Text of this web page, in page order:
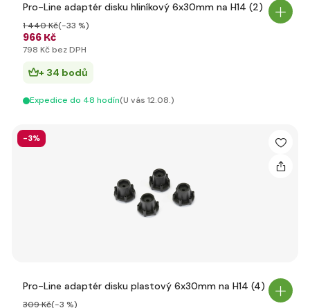
Pro-Line adaptér disku hliníkový 6x30mm na H14 (2)
966 Kč
1 440 Kč(-33 %)
798 Kč bez DPH
+ 34 bodů
Expedice do 48 hodín(U vás 12.08.)
-3%
Pro-Line adaptér disku plastový 6x30mm na H14 (4)
309 Kč(-3 %)